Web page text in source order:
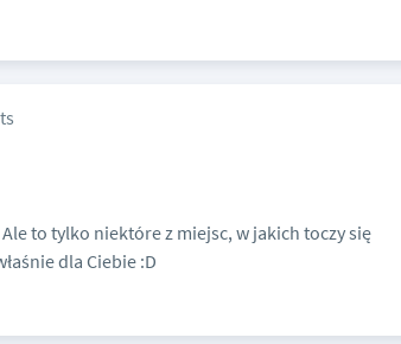
to tylko niektóre z miejsc, w jakich toczy się
dla Ciebie :D